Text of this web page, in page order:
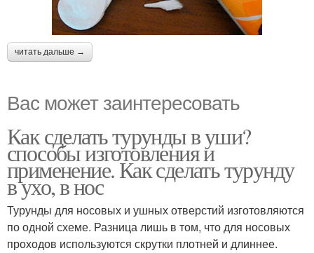
читать дальше →
Вас может заинтересовать
Как сделать турунды в уши?
способы изготовления и
применение. Как сделать турунду
в ухо, в нос
Турунды для носовых и ушных отверстий изготовляются
по одной схеме. Разница лишь в том, что для носовых
проходов используются скрутки плотней и длиннее.